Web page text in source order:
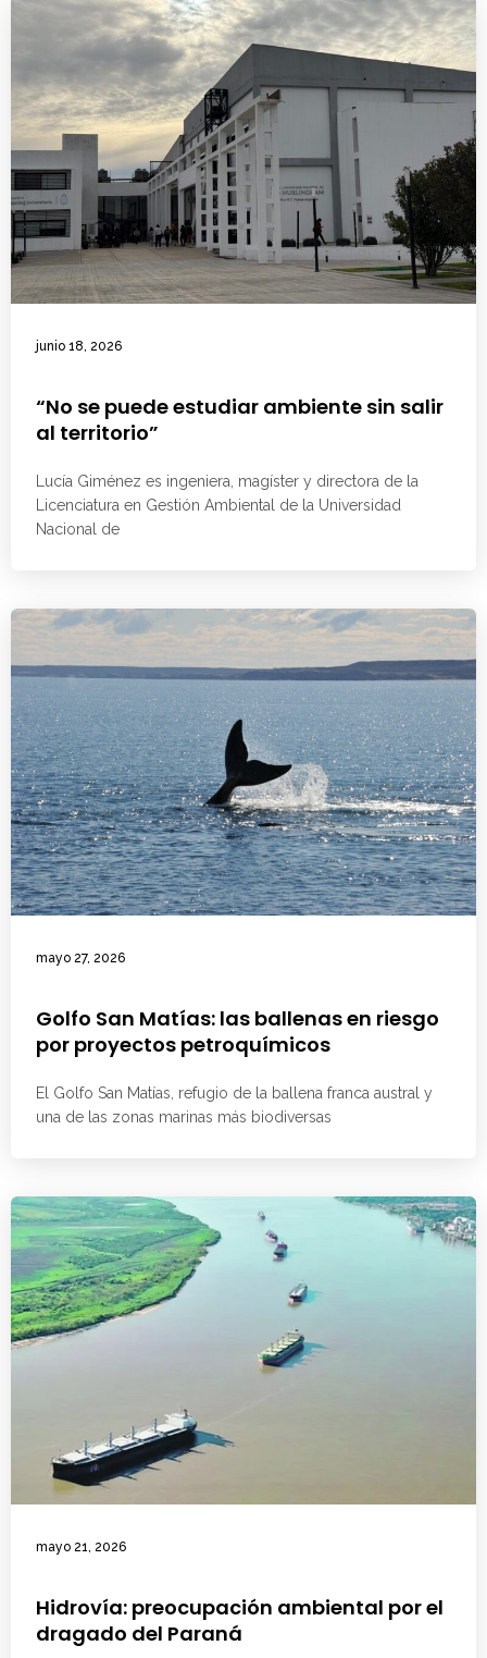
junio 18, 2026
“No se puede estudiar ambiente sin salir
al territorio”
Lucía Giménez es ingeniera, magíster y directora de la
Licenciatura en Gestión Ambiental de la Universidad
Nacional de
mayo 27, 2026
Golfo San Matías: las ballenas en riesgo
por proyectos petroquímicos
El Golfo San Matías, refugio de la ballena franca austral y
una de las zonas marinas más biodiversas
mayo 21, 2026
Hidrovía: preocupación ambiental por el
dragado del Paraná